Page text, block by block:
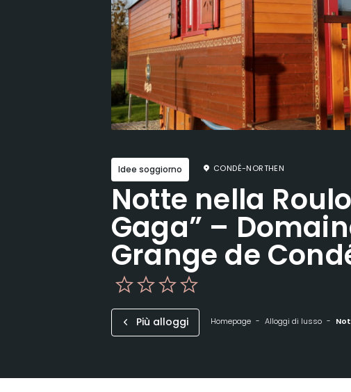
Idee soggiorno CONDÉ-NORTHEN
Notte nella
Gaga” –
Grange de
Più alloggi Homepage Alloggi di lusso